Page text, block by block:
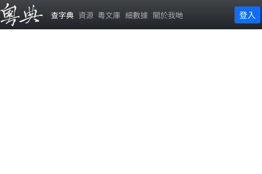
查字典 資源 粵文庫 細數據 關於我哋 登入